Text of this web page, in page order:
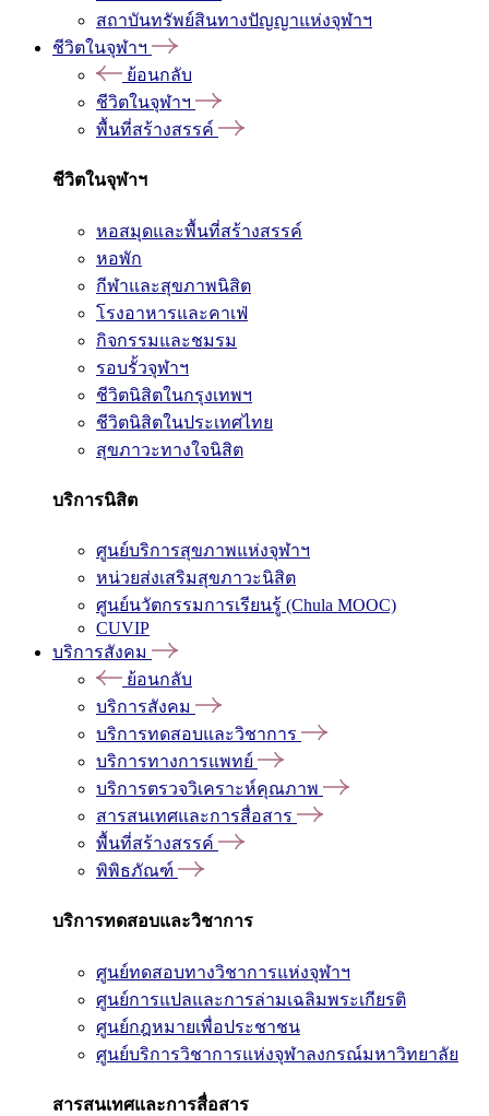
สถาบันทรัพย์สินทางปัญญาแห่งจุฬาฯ
ชีวิตในจุฬาฯ
ย้อนกลับ
ชีวิตในจุฬาฯ
พื้นที่สร้างสรรค์
ชีวิตในจุฬาฯ
หอสมุดและพื้นที่สร้างสรรค์
หอพัก
กีฬาและสุขภาพนิสิต
โรงอาหารและคาเฟ่
กิจกรรมและชมรม
รอบรั้วจุฬาฯ
ชีวิตนิสิตในกรุงเทพฯ
ชีวิตนิสิตในประเทศไทย
สุขภาวะทางใจนิสิต
บริการนิสิต
ศูนย์บริการสุขภาพแห่งจุฬาฯ
หน่วยส่งเสริมสุขภาวะนิสิต
ศูนย์นวัตกรรมการเรียนรู้ (Chula MOOC)
CUVIP
บริการสังคม
ย้อนกลับ
บริการสังคม
บริการทดสอบและวิชาการ
บริการทางการแพทย์
บริการตรวจวิเคราะห์คุณภาพ
สารสนเทศและการสื่อสาร
พื้นที่สร้างสรรค์
พิพิธภัณฑ์
บริการทดสอบและวิชาการ
ศูนย์ทดสอบทางวิชาการแห่งจุฬาฯ
ศูนย์การแปลและการล่ามเฉลิมพระเกียรติ
ศูนย์กฎหมายเพื่อประชาชน
ศูนย์บริการวิชาการแห่งจุฬาลงกรณ์มหาวิทยาลัย
สารสนเทศและการสื่อสาร